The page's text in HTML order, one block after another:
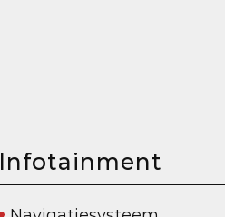
Infotainment